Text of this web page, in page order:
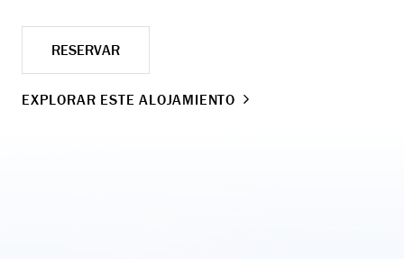
RESERVAR
EXPLORAR ESTE ALOJAMIENTO